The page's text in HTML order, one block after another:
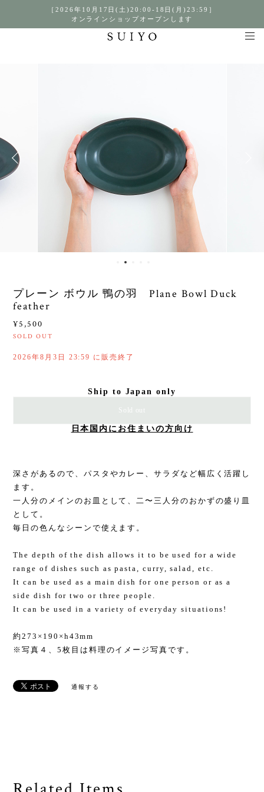
［2026年10月17日(土)20:00-18日(月)23:59］
オンラインショップオープンします
プレーン ボウル 鴨の羽 Plane Bowl Duck
feather
¥5,500
SOLD OUT
2026年8月3日 23:59 に販売終了
Ship to Japan only
Sold out
日本国内にお住まいの方向け
深さがあるので、パスタやカレー、サラダなど幅広く活躍し
ます。
一人分のメインのお皿として、二〜三人分のおかずの盛り皿
として。
毎日の色んなシーンで使えます。
The depth of the dish allows it to be used for a wide
range of dishes such as pasta, curry, salad, etc.
It can be used as a main dish for one person or as a
side dish for two or three people.
It can be used in a variety of everyday situations!
約273×190×h43mm
※写真４、5枚目は料理のイメージ写真です。
通報する